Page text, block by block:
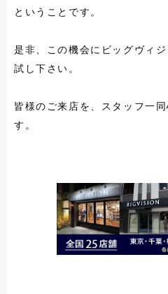
ということです。
是非、この機会にビッグヴィ
試し下さい。
皆様のご来店を、スタッフ一
す。